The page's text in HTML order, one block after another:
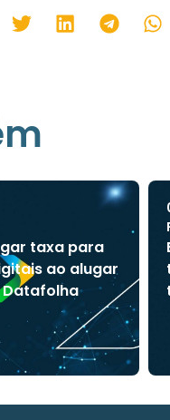
taxa para
ao alugar
Datafolha